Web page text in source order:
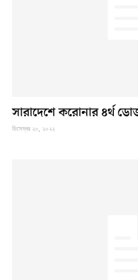
সারাদেশে করোনার ৪র্থ
ডিসেম্বর ২০, ২০২২